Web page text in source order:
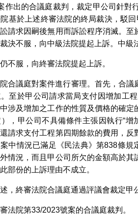
作出的合議庭裁判，裁定甲公司針對
基於上述終審法院的終局裁決，駁
請求因嗣後無用而訴訟程序消滅。
決不服，向中級法院提起上訴。中
不服，向終審法院提起上訴。
合議庭對案件進行審理。首先，合
至於甲公司請求當局支付因增加工
涉及增加之工作的性質及價格的確
，甲公司不具備條件主張因執行“
請求支付工程第四期餘款的費用，
中情況已滿足《民法典》第838條
情況，而且甲公司所欠的金額高於
部份的上訴理由不成立。
，終審法院合議庭通過評議會裁定
法院第33/2023號案的合議庭裁判。